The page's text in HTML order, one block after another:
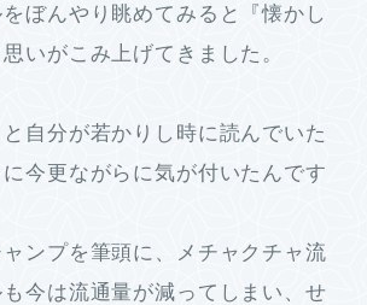
ぼんやり眺めてみると『懐かし
いがこみ上げてきました。
自分が若かりし時に読んでいた
今更ながらに気が付いたんです
ンプを筆頭に、メチャクチャ流
今は流通量が減ってしまい、せ